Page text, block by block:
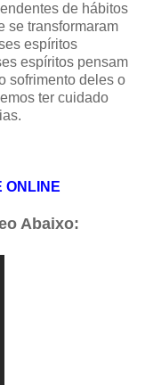
de hábitos
se transformaram
espíritos
espíritos pensam
sofrimento deles o
ter cuidado
ONLINE
Abaixo: